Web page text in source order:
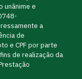
unânime e
a
de
e CPF por parte
de realização da